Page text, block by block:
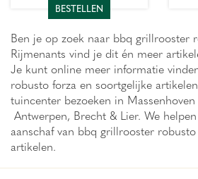
BESTELLEN
Ben je op zoek naar bbq grillrooster
Rijmenants vind je dit én meer
Je kunt online meer informatie
robusto forza en soortgelijke
tuincenter bezoeken in
Antwerpen, Brecht & Lier. We
aanschaf van bbq grillrooster
artikelen.